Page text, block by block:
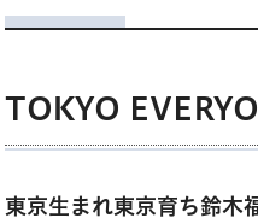
TOKYO
東京生まれ東京育ち鈴木